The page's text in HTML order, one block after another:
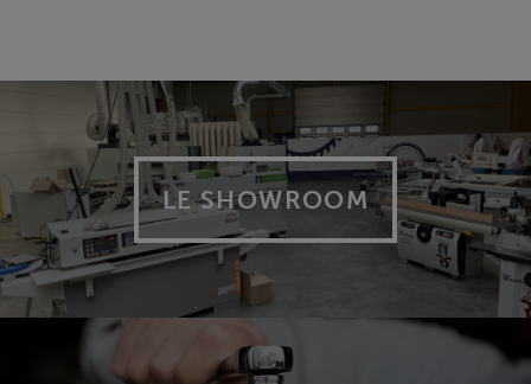
LE SHOWROOM